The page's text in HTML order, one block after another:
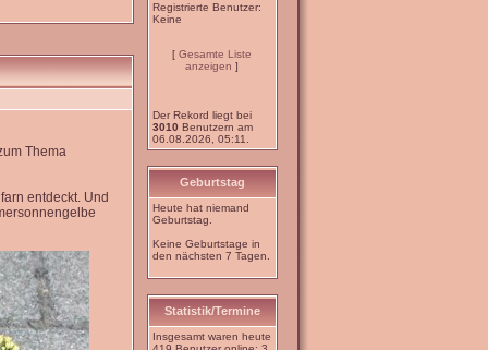
Thema
entdeckt. Und
Registrierte Benutzer:
Keine
[ Gesamte Liste
anzeigen ]
Der Rekord liegt bei
3010 Benutzern am
06.08.2026, 05:11.
Geburtstag
Heute hat niemand
Geburtstag.
Keine Geburtstage in
den nächsten 7 Tagen.
Statistik/Termine
Insgesamt waren heute